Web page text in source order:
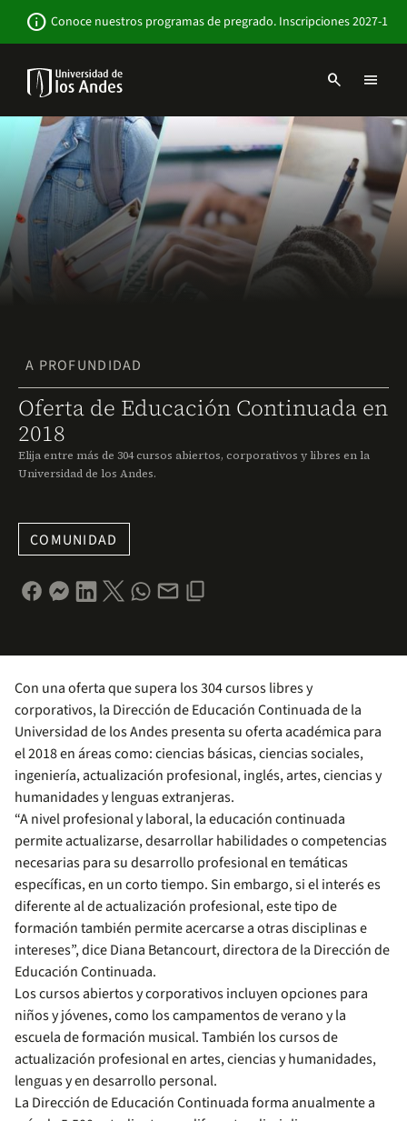
contenido
info Conoce nuestros programas de pregrado. Inscripciones 2027-1
Navbar
-
Sitio
Institucional
search menu
A PROFUNDIDAD
Oferta de Educación Continuada en
2018
Elija entre más de 304 cursos abiertos, corporativos y libres en la
Universidad de los Andes.
COMUNIDAD
Con una oferta que supera los 304 cursos libres y
corporativos, la Dirección de Educación Continuada de la
Universidad de los Andes presenta su oferta académica para
el 2018 en áreas como: ciencias básicas, ciencias sociales,
ingeniería, actualización profesional, inglés, artes, ciencias y
humanidades y lenguas extranjeras.
“A nivel profesional y laboral, la educación continuada
permite actualizarse, desarrollar habilidades o competencias
necesarias para su desarrollo profesional en temáticas
específicas, en un corto tiempo. Sin embargo, si el interés es
diferente al de actualización profesional, este tipo de
formación también permite acercarse a otras disciplinas e
intereses”, dice Diana Betancourt, directora de la Dirección de
Educación Continuada.
Los cursos abiertos y corporativos incluyen opciones para
niños y jóvenes, como los campamentos de verano y la
escuela de formación musical. También los cursos de
actualización profesional en artes, ciencias y humanidades,
lenguas y en desarrollo personal.
La Dirección de Educación Continuada forma anualmente a